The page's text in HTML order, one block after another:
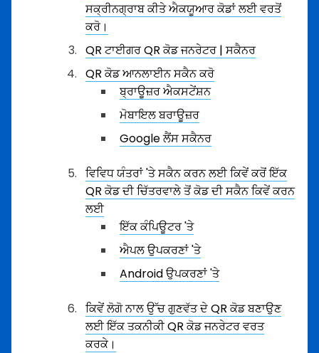
ਸਕ੍ਰੀਨਗ੍ਰਾਬ ਕੀਤੇ ਐਕਯੂਆਰ ਕੋਡਾਂ ਲਈ ਵਰਤੋਂ
ਕਰੋ।
QR ਟਾਈਗਰ QR ਕੋਡ ਜਨਰੇਟਰ | ਸਕੈਨਰ
QR ਕੋਡ ਆਨਲਾਈਨ ਸਕੈਨ ਕਰੋ
ਬ੍ਰਾਊਜ਼ਰ ਐਕਸਟੇਂਸ਼ਨ
ਮੋਬਾਇਲ ਬਰਾਊਜ਼ਰ
Google ਲੈਂਸ ਸਕੈਨਰ
ਵਿਵਿਧ ਯੰਤਰਾਂ 'ਤੇ ਸਕੈਨ ਕਰਨ ਲਈ ਕਿਵੇਂ ਕਰੋਂ ਇੱਕ
QR ਕੋਡ ਦੀ ਚਿੱਤਰਵਾਲੇ ਤੋਂ ਕੋਡ ਦੀ ਸਕੈਨ ਕਿਵੇਂ ਕਰਨ
ਲਈ
ਇੱਕ ਕੰਪਿਊਟਰ 'ਤੇ
ਐਪਲ ਉਪਕਰਣਾਂ 'ਤੇ
Android ਉਪਕਰਣਾਂ 'ਤੇ
ਕਿਵੇਂ ਲੋਗੋ ਨਾਲ ਉੱਚ ਗੁਣਵੱਤ ਦੇ QR ਕੋਡ ਬਣਾਉਣ
ਲਈ ਇੱਕ ਤਕਨੀਕੀ QR ਕੋਡ ਜਨਰੇਟਰ ਵਰਤ
ਕਰਕੇ।